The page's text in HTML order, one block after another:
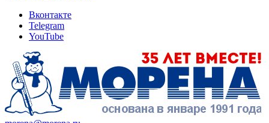
Вконтакте
Telegram
YouTube